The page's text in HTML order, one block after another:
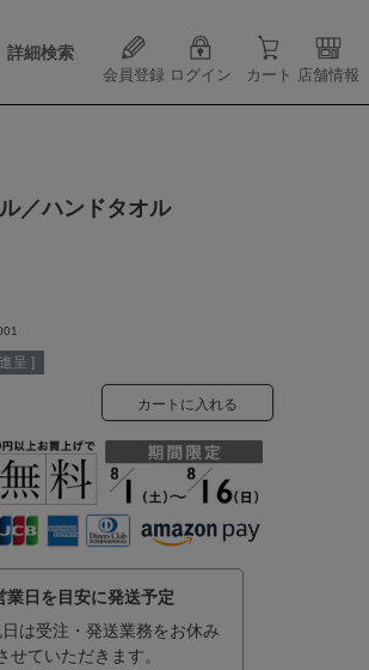
詳細検索
会員登録 ログイン カート 店舗情報
／ハンドタオル
呈 ]
カートに入れる
業日を目安に発送予定
は受注・発送業務をお休み
せていただきます。